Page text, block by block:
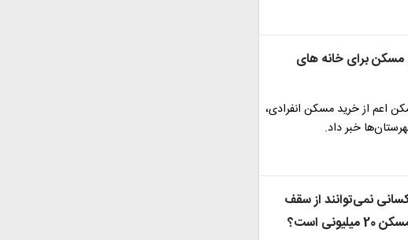
برای خانه های
اعم از خرید مسکن انفرادی،
خبر داد.
نمی‌توانند از سقف
است؟